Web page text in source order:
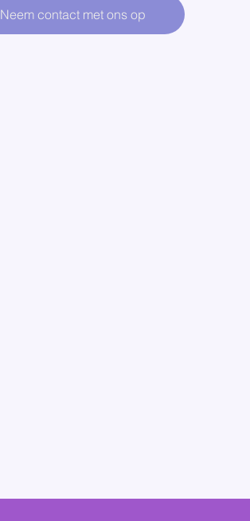
Neem contact met ons op